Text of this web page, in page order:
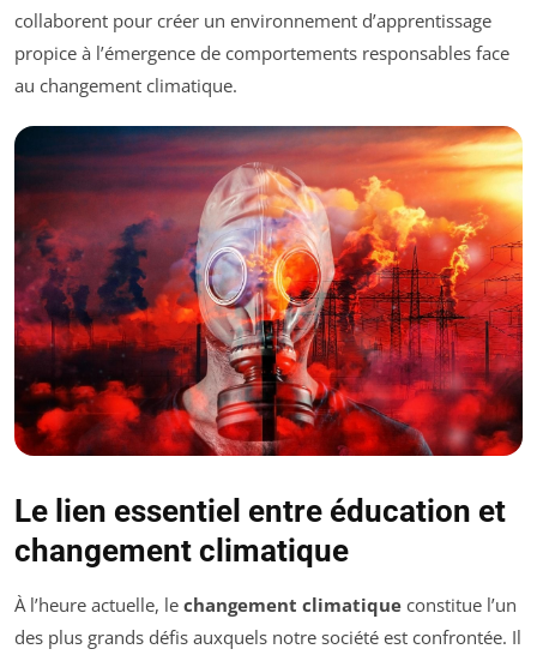
collaborent pour créer un environnement d’apprentissage
propice à l’émergence de comportements responsables face
au changement climatique.
Le lien essentiel entre éducation et
changement climatique
À l’heure actuelle, le changement climatique constitue l’un
des plus grands défis auxquels notre société est confrontée. Il